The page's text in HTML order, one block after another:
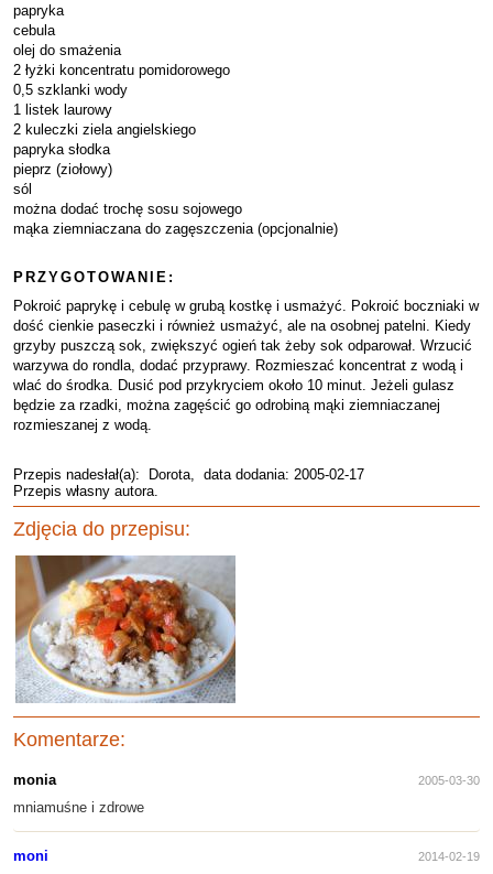
papryka
cebula
olej do smażenia
2 łyżki koncentratu pomidorowego
0,5 szklanki wody
1 listek laurowy
2 kuleczki ziela angielskiego
papryka słodka
pieprz (ziołowy)
sól
można dodać trochę sosu sojowego
mąka ziemniaczana do zagęszczenia (opcjonalnie)
PRZYGOTOWANIE:
Pokroić paprykę i cebulę w grubą kostkę i usmażyć. Pokroić boczniaki w
dość cienkie paseczki i również usmażyć, ale na osobnej patelni. Kiedy
grzyby puszczą sok, zwiększyć ogień tak żeby sok odparował. Wrzucić
warzywa do rondla, dodać przyprawy. Rozmieszać koncentrat z wodą i
wlać do środka. Dusić pod przykryciem około 10 minut. Jeżeli gulasz
będzie za rzadki, można zagęścić go odrobiną mąki ziemniaczanej
rozmieszanej z wodą.
Przepis nadesłał(a): Dorota, data dodania: 2005-02-17
Przepis własny autora.
Zdjęcia do przepisu:
Komentarze:
monia 2005-03-30
mniamuśne i zdrowe
moni 2014-02-19